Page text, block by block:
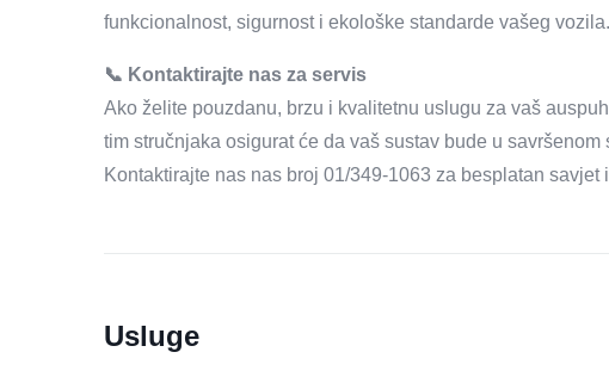
funkcionalnost, sigurnost i ekološke standarde vašeg vozila.
📞 Kontaktirajte nas za servis
Ako želite pouzdanu, brzu i kvalitetnu uslugu za vaš
tim stručnjaka osigurat će da vaš sustav bude u
Kontaktirajte nas nas broj 01/349-1063 za besplatan
Usluge